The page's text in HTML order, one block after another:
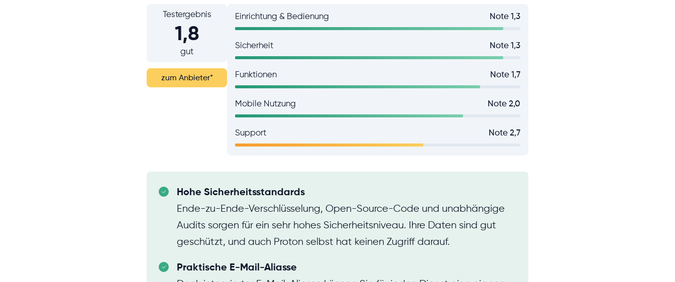
Testergebnis
1,8
gut
zum Anbieter*
Einrichtung & Bedienung Note 1,3
Sicherheit Note 1,3
Funktionen Note 1,7
Mobile Nutzung Note 2,0
Support Note 2,7
Hohe Sicherheitsstandards
Ende-zu-Ende-Verschlüsselung, Open-Source-Code und unabhängige
Audits sorgen für ein sehr hohes Sicherheitsniveau. Ihre Daten sind gut
geschützt, und auch Proton selbst hat keinen Zugriff darauf.
Praktische E-Mail-Aliasse